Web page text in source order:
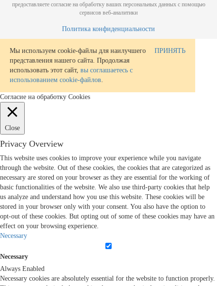
предоставляете согласие на обработку ваших персональных данных с помощью
сервисов веб-аналитики
Политика конфиденциальности
Мы используем cookie-файлы для наилучшего
представления нашего сайта. Продолжая
использовать этот сайт, вы соглашаетесь с
использованием cookie-файлов
ПРИНЯТЬ
Согласие на обработку Cookies
Close
Privacy Overview
This website uses cookies to improve your experience while you navigate
through the website. Out of these cookies, the cookies that are categorized as
necessary are stored on your browser as they are essential for the working of
basic functionalities of the website. We also use third-party cookies that help
us analyze and understand how you use this website. These cookies will be
stored in your browser only with your consent. You also have the option to
opt-out of these cookies. But opting out of some of these cookies may have an
effect on your browsing experience.
Necessary
Necessary
Always Enabled
Necessary cookies are absolutely essential for the website to function properly.